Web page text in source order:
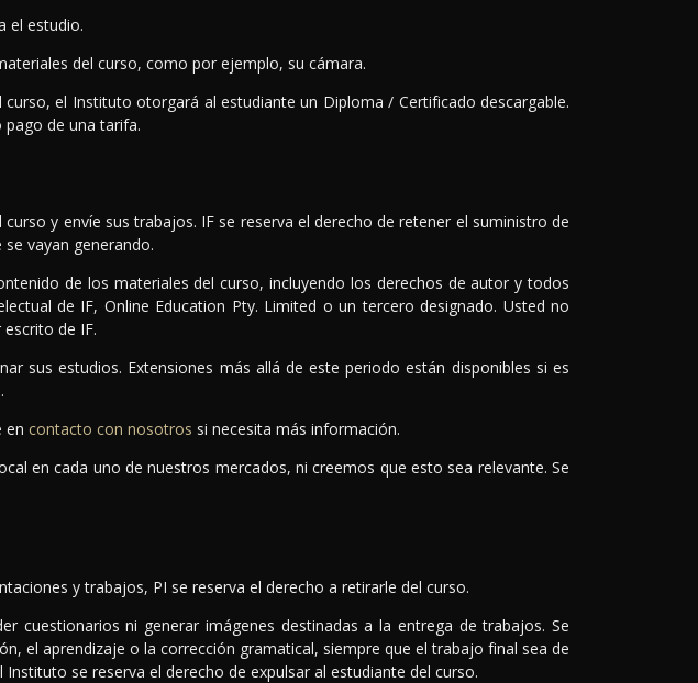
el estudio.
del curso, como por ejemplo, su cámara.
el Instituto otorgará al estudiante un Diploma / Certificado descargable.
de una tarifa.
y envíe sus trabajos. IF se reserva el derecho de retener el suministro de
vayan generando.
de los materiales del curso, incluyendo los derechos de autor y todos
de IF, Online Education Pty. Limited o un tercero designado. Usted no
de IF.
sus estudios. Extensiones más allá de este periodo están disponibles si es
en contacto con nosotros si necesita más información.
en cada uno de nuestros mercados, ni creemos que esto sea relevante. Se
y trabajos, PI se reserva el derecho a retirarle del curso.
cuestionarios ni generar imágenes destinadas a la entrega de trabajos. Se
el aprendizaje o la corrección gramatical, siempre que el trabajo final sea de
se reserva el derecho de expulsar al estudiante del curso.